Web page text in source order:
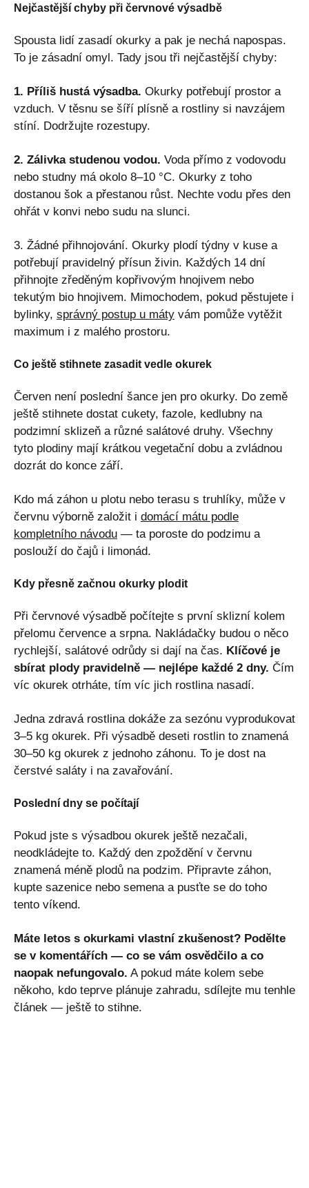
Nejčastější chyby při červnové výsadbě
Spousta lidí zasadí okurky a pak je nechá napospas.
To je zásadní omyl. Tady jsou tři nejčastější chyby:
1. Příliš hustá výsadba. Okurky potřebují prostor a
vzduch. V těsnu se šíří plísně a rostliny si navzájem
stíní. Dodržujte rozestupy.
2. Zálivka studenou vodou. Voda přímo z vodovodu
nebo studny má okolo 8–10 °C. Okurky z toho
dostanou šok a přestanou růst. Nechte vodu přes den
ohřát v konvi nebo sudu na slunci.
3. Žádné přihnojování. Okurky plodí týdny v kuse a
potřebují pravidelný přísun živin. Každých 14 dní
přihnojte zředěným kopřivovým hnojivem nebo
tekutým bio hnojivem. Mimochodem, pokud pěstujete i
bylinky, správný postup u máty vám pomůže vytěžit
maximum i z malého prostoru.
Co ještě stihnete zasadit vedle okurek
Červen není poslední šance jen pro okurky. Do země
ještě stihnete dostat cukety, fazole, kedlubny na
podzimní sklizeň a různé salátové druhy. Všechny
tyto plodiny mají krátkou vegetační dobu a zvládnou
dozrát do konce září.
Kdo má záhon u plotu nebo terasu s truhlíky, může v
červnu výborně založit i domácí mátu podle
kompletního návodu — ta poroste do podzimu a
poslouží do čajů i limonád.
Kdy přesně začnou okurky plodit
Při červnové výsadbě počítejte s první sklizní kolem
přelomu července a srpna. Nakládačky budou o něco
rychlejší, salátové odrůdy si dají na čas. Klíčové je
sbírat plody pravidelně — nejlépe každé 2 dny. Čím
víc okurek otrháte, tím víc jich rostlina nasadí.
Jedna zdravá rostlina dokáže za sezónu vyprodukovat
3–5 kg okurek. Při výsadbě deseti rostlin to znamená
30–50 kg okurek z jednoho záhonu. To je dost na
čerstvé saláty i na zavařování.
Poslední dny se počítají
Pokud jste s výsadbou okurek ještě nezačali,
neodkládejte to. Každý den zpoždění v červnu
znamená méně plodů na podzim. Připravte záhon,
kupte sazenice nebo semena a pusťte se do toho
tento víkend.
Máte letos s okurkami vlastní zkušenost? Podělte
se v komentářích — co se vám osvědčilo a co
naopak nefungovalo. A pokud máte kolem sebe
někoho, kdo teprve plánuje zahradu, sdílejte mu tenhle
článek — ještě to stihne.